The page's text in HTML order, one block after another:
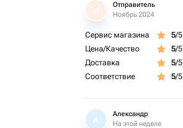
О
Отправитель
Ноябрь 2024
Сервис магазина 5/5
Цена/Качество
5/5
Доставка
5/5
Соответствие
5/5
А
Александр
На этой неделе